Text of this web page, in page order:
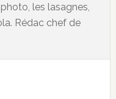
les lasagnes,
Rédac chef de